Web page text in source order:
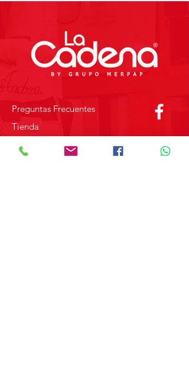
Preguntas Frecuentes
Tienda
Sobre Nosotros